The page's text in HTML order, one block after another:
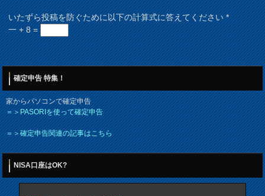
いたずら投稿を防ぐために以下の計算式に答えてください*
一 + 8 =
確定申告 特集！
家からパソコンで確定申告
＝＞PASORIを使って確定申告
＝＞確定申告関連の記事はこちら
NISA口座はOK?